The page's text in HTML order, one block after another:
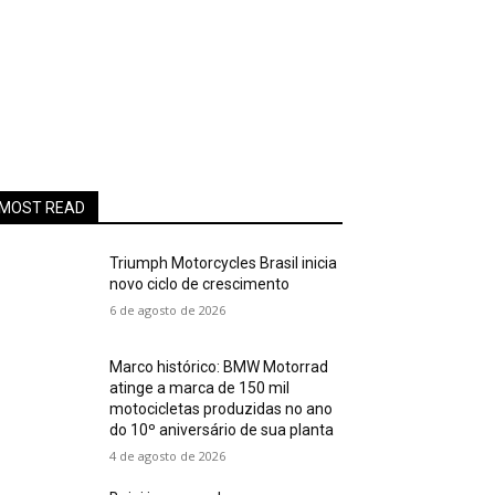
MOST READ
Triumph Motorcycles Brasil inicia
novo ciclo de crescimento
6 de agosto de 2026
Marco histórico: BMW Motorrad
atinge a marca de 150 mil
motocicletas produzidas no ano
do 10º aniversário de sua planta
4 de agosto de 2026